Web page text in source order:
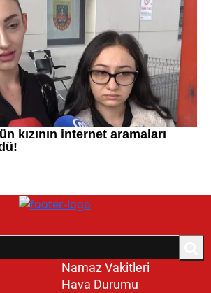
Namaz Vakitleri
Hava Durumu